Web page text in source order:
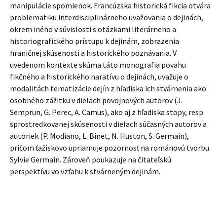
manipulácie spomienok. Francúzska historická fikcia otvára
problematiku interdisciplinárneho uvažovania o dejinách,
okrem iného v súvislosti s otázkami literárneho a
historiografického prístupu k dejinám, zobrazenia
hraničnej skúsenosti a historického poznávania. V
uvedenom kontexte skúma táto monografia povahu
fikčného a historického naratívu o dejinách, uvažuje o
modalitách tematizácie dejín z hľadiska ich stvárnenia ako
osobného zážitku v dielach povojnových autorov (J.
Semprun, G. Perec, A. Camus), ako aj z hľadiska stopy, resp.
sprostredkovanej skúsenosti v dielach súčasných autorov a
autoriek (P. Modiano, L. Binet, N. Huston, S. Germain),
pričom ťažiskovo upriamuje pozornosť na románovú tvorbu
Sylvie Germain. Zároveň poukazuje na čitateľskú
perspektívu vo vzťahu k stvárneným dejinám.